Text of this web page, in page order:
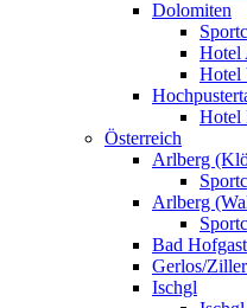
Dolomiten
Hotel
Österreich
Arlberg
Arlberg
Bad
Gerlos/
Ischgl